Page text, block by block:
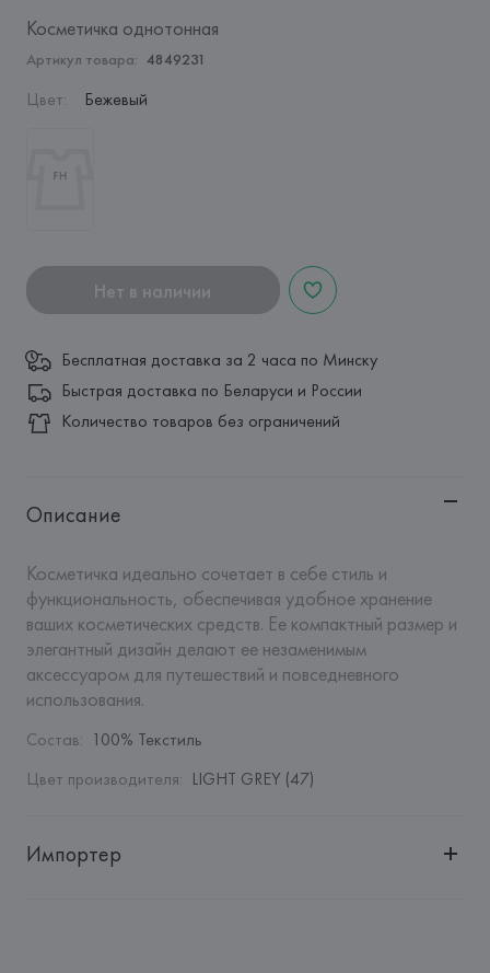
Косметичка однотонная
Артикул товара: 4849231
Цвет: Бежевый
Нет в наличии
Бесплатная доставка за 2 часа по Минску
Быстрая доставка по Беларуси и России
Количество товаров без ограничений
Описание
Косметичка идеально сочетает в себе стиль и
функциональность, обеспечивая удобное хранение
ваших косметических средств. Ее компактный размер и
элегантный дизайн делают ее незаменимым
аксессуаром для путешествий и повседневного
использования.
Состав: 100% Текстиль
Цвет производителя: LIGHT GREY (47)
Импортер